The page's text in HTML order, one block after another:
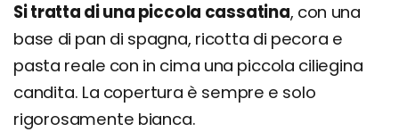
Si tratta di una piccola cassatina, con una
base di pan di spagna, ricotta di pecora e
pasta reale con in cima una piccola ciliegina
candita. La copertura è sempre e solo
rigorosamente bianca.